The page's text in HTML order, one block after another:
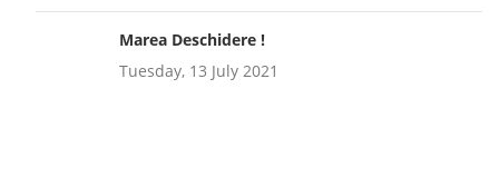
Marea Deschidere !
Tuesday, 13 July 2021